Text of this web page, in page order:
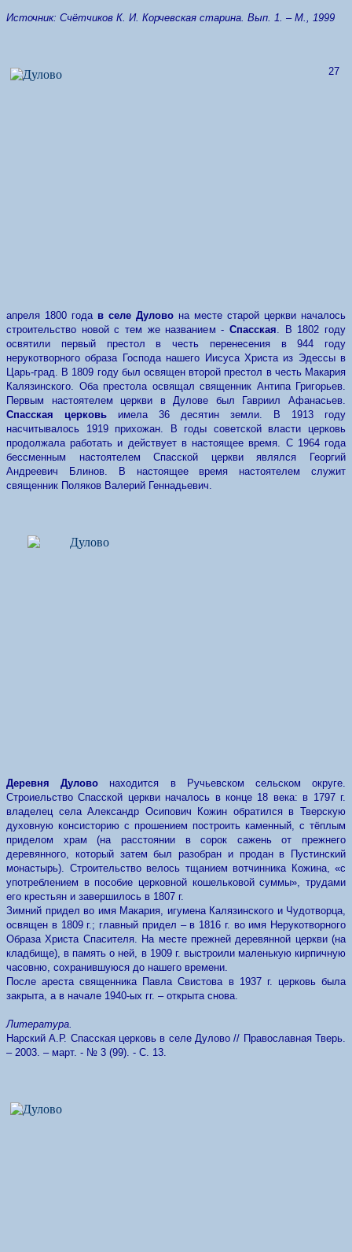
Источник: Счётчиков К. И. Корчевская старина. Вып. 1. – М., 1999
27
апреля 1800 года в селе Дулово на месте старой церкви началось
строительство новой с тем же названием - Спасская. В 1802 году
освятили первый престол в честь перенесения в 944 году
нерукотворного образа Господа нашего Иисуса Христа из Эдессы в
Царь-град. В 1809 году был освящен второй престол в честь Макария
Калязинского. Оба престола освящал священник Антипа Григорьев.
Первым настоятелем церкви в Дулове был Гавриил Афанасьев.
Спасская церковь имела 36 десятин земли. В 1913 году
насчитывалось 1919 прихожан. В годы советской власти церковь
продолжала работать и действует в настоящее время. С 1964 года
бессменным настоятелем Спасской церкви являлся Георгий
Андреевич Блинов. В настоящее время настоятелем служит
священник Поляков Валерий Геннадьевич.
Деревня Дулово находится в Ручьевском сельском округе.
Строиельство Спасской церкви началось в конце 18 века: в 1797 г.
владелец села Александр Осипович Кожин обратился в Тверскую
духовную консисторию с прошением построить каменный, с тёплым
приделом храм (на расстоянии в сорок сажень от прежнего
деревянного, который затем был разобран и продан в Пустинский
монастырь). Строительство велось тщанием вотчинника Кожина, «с
употреблением в пособие церковной кошельковой суммы», трудами
его крестьян и завершилось в 1807 г.
Зимний придел во имя Макария, игумена Калязинского и Чудотворца,
освящен в 1809 г.; главный придел – в 1816 г. во имя Нерукотворного
Образа Христа Спасителя. На месте прежней деревянной церкви (на
кладбище), в память о ней, в 1909 г. выстроили маленькую кирпичную
часовню, сохранившуюся до нашего времени.
После ареста священника Павла Свистова в 1937 г. церковь была
закрыта, а в начале 1940-ых гг. – открыта снова.
Литература.
Нарский А.Р. Спасская церковь в селе Дулово // Православная Тверь.
– 2003. – март. - № 3 (99). - С. 13.